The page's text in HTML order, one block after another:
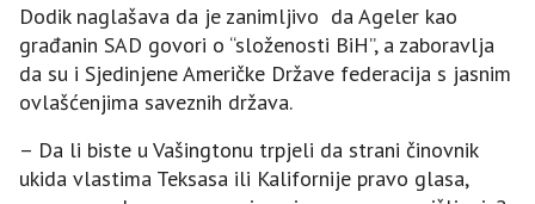
Dodik naglašava da je zanimljivo da Ageler kao
građanin SAD govori o “složenosti BiH”, a zaboravlja
da su i Sjedinjene Američke Države federacija s jasnim
ovlašćenjima saveznih država.
– Da li biste u Vašingtonu trpjeli da strani činovnik
ukida vlastima Teksasa ili Kalifornije pravo glasa,